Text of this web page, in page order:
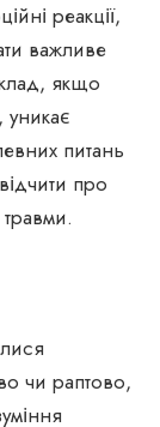
реакції,
важливе
якщо
питань
про
чи раптово,